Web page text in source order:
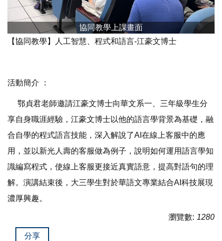
協同教學上課畫面
​【協同教學】人工智慧、程式和語言-江豪文博士
活動簡介 ：
鄂貞君老師邀請江豪文博士向華文系一、三年級學生分
享自身職涯經驗，江豪文博士以他的語言學背景為基礎，融
合自學的程式語言技能，深入解說了AI在線上客服中的應
用，並以新光人壽的客服做為例子，說明如何運用語言學知
識編寫程式，使線上客服更接近真實語意，提高對語句的理
解。演講結束後，大三學生對於華語文專業結合AI科技展現
濃厚興趣。
瀏覽數: 1280
分享